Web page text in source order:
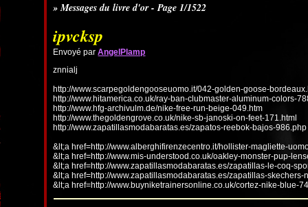
» Messages du livre d'or - Page 1/1522
ipvcksp
Envoyé parAngelPlamp
znnialj
http://www.scarpegoldengooseuomo.it/042-golden-goose-
http://www.hitamerica.co.uk/ray-ban-clubmaster-aluminum-colors-
http://www.hfg-archivulm.de/nike-free-run-beige-049.htm
http://www.thegoldengrove.co.uk/nike-sb-janoski-on-feet-171.html
http://www.zapatillasmodabaratas.es/zapatos-reebok-bajos-986.php
&lt;a href=http://www.alberghifirenzecentro.it/hollister-magliette-
&lt;a href=http://www.mis-understood.co.uk/oakley-monster-pup-
&lt;a href=http://www.zapatillasmodabaratas.es/zapatillas-le-coq-
&lt;a href=http://www.zapatillasmodabaratas.es/zapatillas-
&lt;a href=http://www.buyniketrainersonline.co.uk/cortez-nike-blue-